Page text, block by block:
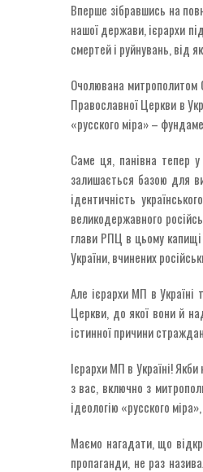
Вперше зібравшись на
нашої держави, ієрархи
смертей і руйнувань, від
Очолювана митрополитом
Православної Церкви в
«русского міра» –
Саме ця, панівна тепер у
залишається базою для
ідентичність
великодержавного
глави РПЦ в цьому
України, вчинених
Але ієрархи МП в Україні
Церкви, до якої вони й
істинної причини
Ієрархи МП в Україні!
з вас, включно з
ідеологію «русского
Маємо нагадати, що
пропаганди, не раз